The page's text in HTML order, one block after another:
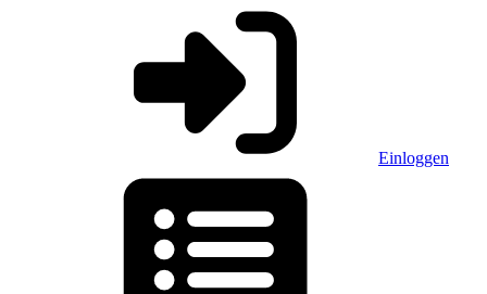
Einloggen